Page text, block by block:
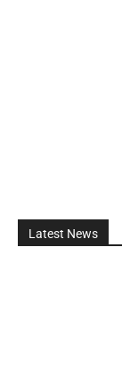
Latest News